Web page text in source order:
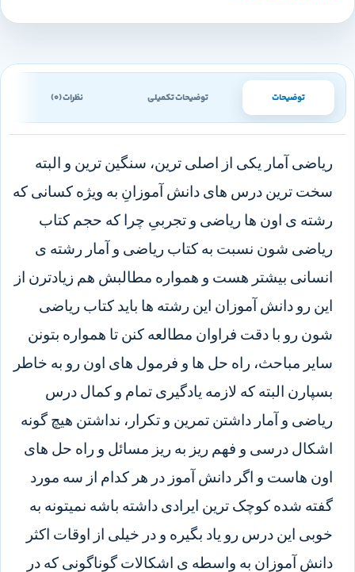
توضیحات توضیحات تکمیلی نظرات (0)
ریاضی آمار یکی از اصلی ترین، سنگین ترین و البته
سخت ترین درس های دانش آموزانِ به ویژه کسانی که
رشته ی اون ها ریاضی و تجربیِ چرا که حجم کتاب
ریاضی شون نسبت به کتاب ریاضی و آمار رشته ی
انسانی بیشتر هست و همواره مطالبش هم زیادترن از
این رو دانش آموزان این رشته ها باید کتاب ریاضی
شون رو با دقت فراوان مطالعه کنن تا همواره بتونن
سایر مباحث، راه حل ها و فرمول های اون رو به خاطر
بسپارن البته که لازمه یادگیری تمام و کمال درس
ریاضی و آمار داشتن تمرین و تکرار، نداشتن هیچ گونه
اشکال درسی و فهم ریز به ریز مسائل و راه حل های
اون هاست و اگر دانش آموز در هر کدام از سه مورد
گفته شده کوچک ترین ایرادی داشته باشه نمیتونه به
خوبی این درس رو یاد بگیره و در خیلی از اوقات اکثر
دانش آموزان به واسطه ی اشکالات گوناگونی که در